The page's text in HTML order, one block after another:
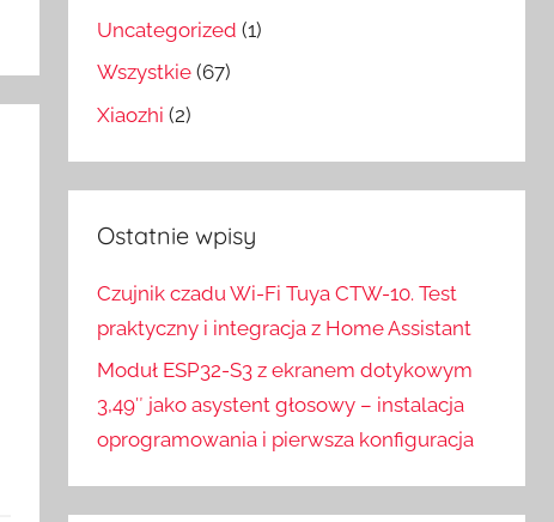
Uncategorized (1)
Wszystkie (67)
Xiaozhi (2)
Ostatnie wpisy
Czujnik czadu Wi-Fi Tuya CTW-10. Test
praktyczny i integracja z Home Assistant
Moduł ESP32-S3 z ekranem dotykowym
3,49″ jako asystent głosowy – instalacja
oprogramowania i pierwsza konfiguracja